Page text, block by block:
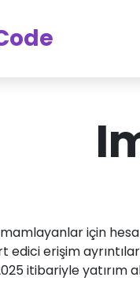
için
edici erişim
itibariyle yatırım